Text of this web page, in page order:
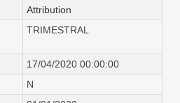
Attribution
TRIMESTRAL
17/04/2020 00:00:00
N